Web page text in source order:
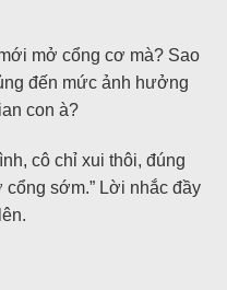
mở cổng cơ mà? Sao
đến mức ảnh hưởng
con à?
cô chỉ xui thôi, đúng
cổng sớm.” Lời nhắc đầy